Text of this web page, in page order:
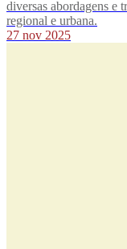
diversas abordagens e
regional e urbana.
27 nov 2025